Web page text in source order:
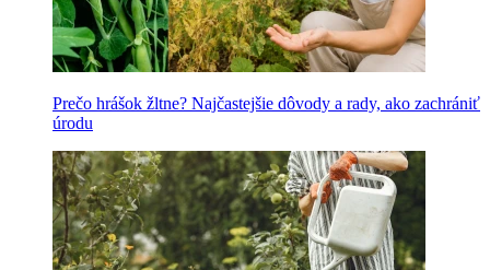
Prečo hrášok žltne? Najčastejšie dôvody a rady, ako zachrániť
úrodu